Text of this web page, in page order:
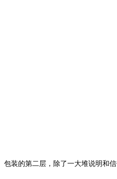
包装的第二层，除了一大堆说明和